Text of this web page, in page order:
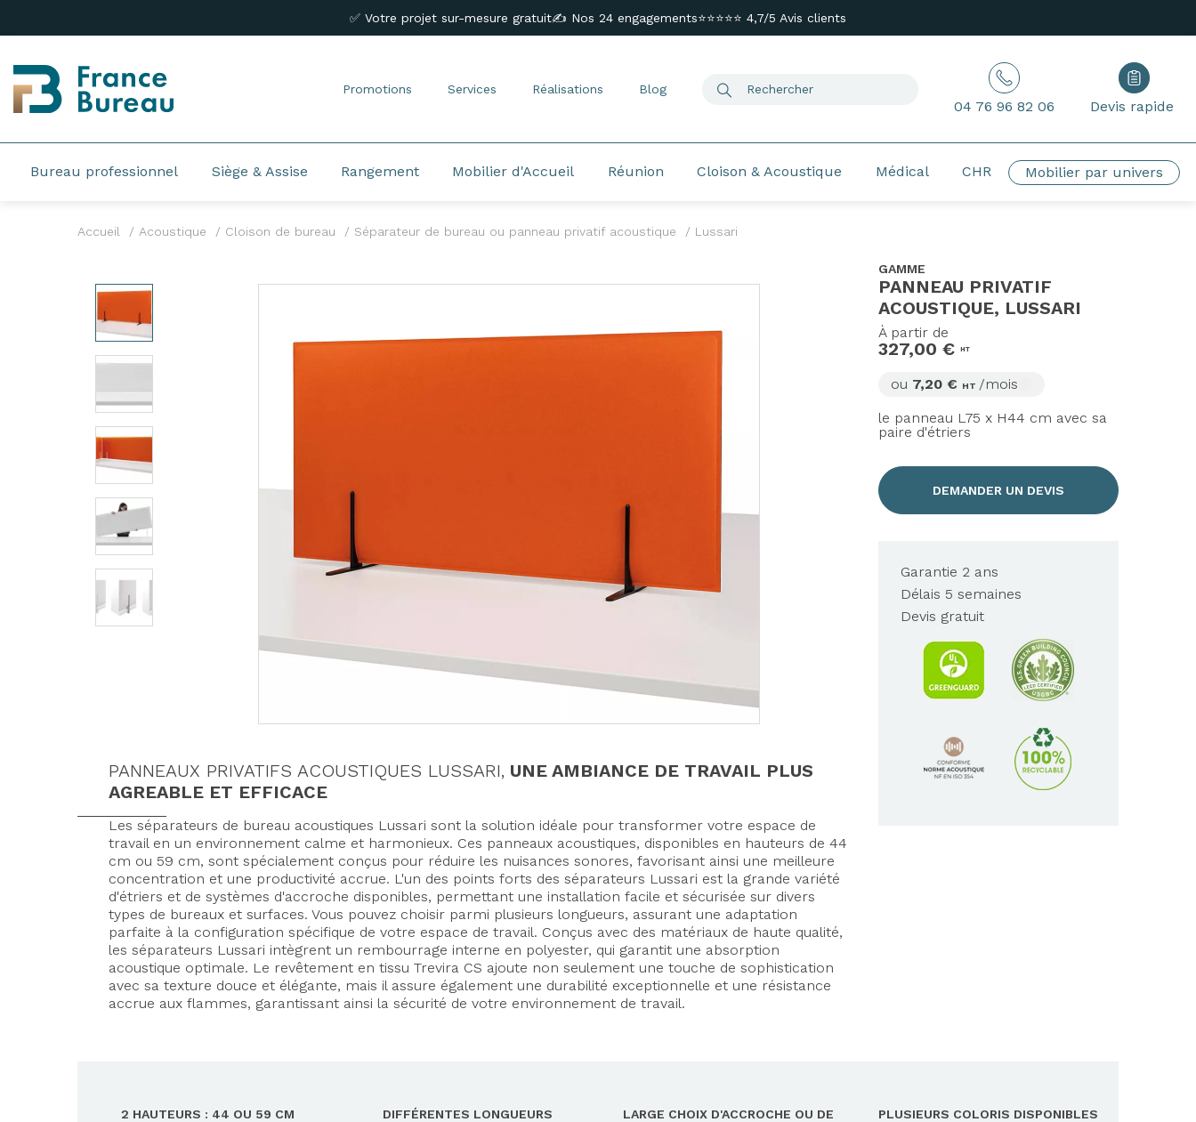
✅ Votre projet sur-mesure gratuit✍️ Nos 24 engagements⭐⭐⭐⭐⭐ 4,7/5 Avis clients
Promotions Services Réalisations Blog
04 76 96 82 06 Devis rapide
Bureau professionnel Siège & Assise Rangement Mobilier d'Accueil Réunion Cloison & Acoustique Médical CHR Mobilier par univers
Accueil Acoustique Cloison de bureau Séparateur de bureau ou panneau privatif acoustique Lussari
GAMME
PANNEAU PRIVATIF
ACOUSTIQUE, LUSSARI
À partir de
327,00 € HT
ou 7,20 € HT /mois
le panneau L75 x H44 cm avec sa
paire d'étriers
DEMANDER UN DEVIS
Garantie 2 ans
Délais 5 semaines
Devis gratuit
PANNEAUX PRIVATIFS ACOUSTIQUES LUSSARI, UNE AMBIANCE DE TRAVAIL PLUS
AGREABLE ET EFFICACE
Les séparateurs de bureau acoustiques Lussari sont la solution idéale pour transformer votre espace de
travail en un environnement calme et harmonieux. Ces panneaux acoustiques, disponibles en hauteurs de 44
cm ou 59 cm, sont spécialement conçus pour réduire les nuisances sonores, favorisant ainsi une meilleure
concentration et une productivité accrue. L'un des points forts des séparateurs Lussari est la grande variété
d'étriers et de systèmes d'accroche disponibles, permettant une installation facile et sécurisée sur divers
types de bureaux et surfaces. Vous pouvez choisir parmi plusieurs longueurs, assurant une adaptation
parfaite à la configuration spécifique de votre espace de travail. Conçus avec des matériaux de haute qualité,
les séparateurs Lussari intègrent un rembourrage interne en polyester, qui garantit une absorption
acoustique optimale. Le revêtement en tissu Trevira CS ajoute non seulement une touche de sophistication
avec sa texture douce et élégante, mais il assure également une durabilité exceptionnelle et une résistance
accrue aux flammes, garantissant ainsi la sécurité de votre environnement de travail.
2 HAUTEURS : 44 OU 59 CM
DIFFÉRENTES LONGUEURS
LARGE CHOIX D'ACCROCHE OU DE
PLUSIEURS COLORIS DISPONIBLES